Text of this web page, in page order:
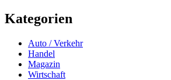
Kategorien
Auto / Verkehr
Handel
Magazin
Wirtschaft